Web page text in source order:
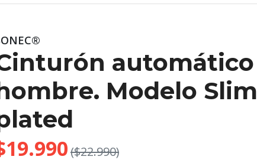
automático
Modelo Slim
($22.990)